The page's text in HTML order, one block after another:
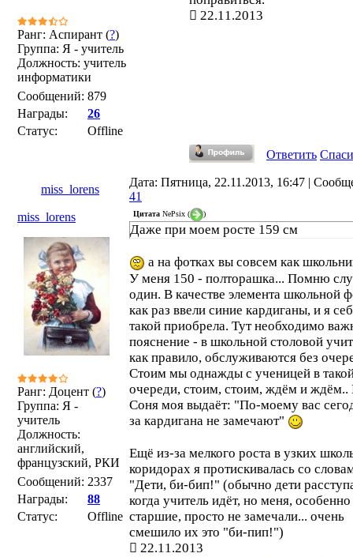
Ранг: Аспирант (?)
Группа: Я - учитель
Должность: учитель
информатики
Сообщений: 879
Награды:
26
Статус:
Offline
22.11.2013
Ответить
miss_lorens
Дата: Пятница, 22.11.2013, 16:47 |
41
miss_lorens
Ранг: Доцент (?)
Группа: Я -
учитель
Должность:
английский,
французский, РКИ
Сообщений: 2337
Награды:
88
Статус:
Offline
Цитата NePsix ( )
Даже при моем росте 159 см
а на фотках вы совсем как
У меня 150 - полторашка... Помню
один. В качестве элемента школьной
как раз ввели синие кардиганы, и я
такой приобрела. Тут необходимо
пояснение - в школьной столовой
как правило, обслуживаются без
Стоим мы однажды с ученицей в
очереди, стоим, стоим, ждём и ждём..
Соня моя выдаёт: "По-моему вас
за кардигана не замечают"
Ещё из-за мелкого роста в узких
коридорах я протискивалась со
"Дети, би-бип!" (обычно дети
когда учитель идёт, но меня, особенно
старшие, просто не замечали... очень
смешило их это "би-пип!")
22.11.2013